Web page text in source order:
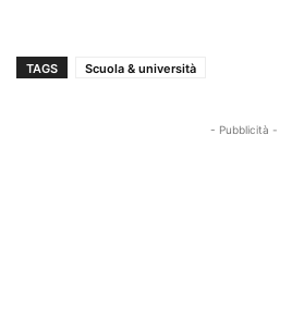
TAGS Scuola & università
- Pubblicità -